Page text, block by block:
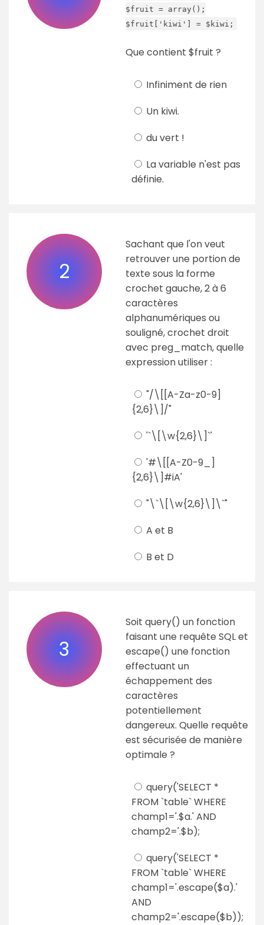
$fruit = array();
$fruit['kiwi'] = $kiwi;
Que contient $fruit ?
Infiniment de rien
Un kiwi.
du vert !
La variable n'est pas
définie.
2
Sachant que l'on veut
retrouver une portion de
texte sous la forme
crochet gauche, 2 à 6
caractères
alphanumériques ou
souligné, crochet droit
avec preg_match, quelle
expression utiliser :
"/\[[A-Za-z0-9]
{2,6}\]/"
'`\[\w{2,6}\]`'
'#\[[A-Z0-9_]
{2,6}\]#iA'
"\`\[\w{2,6}\]\`"
A et B
B et D
3
Soit query() un fonction
faisant une requête SQL et
escape() une fonction
effectuant un
échappement des
caractères
potentiellement
dangereux. Quelle requête
est sécurisée de manière
optimale ?
query('SELECT *
FROM `table` WHERE
champ1='.$a.' AND
champ2='.$b);
query('SELECT *
FROM `table` WHERE
champ1='.escape($a).'
AND
champ2='.escape($b));